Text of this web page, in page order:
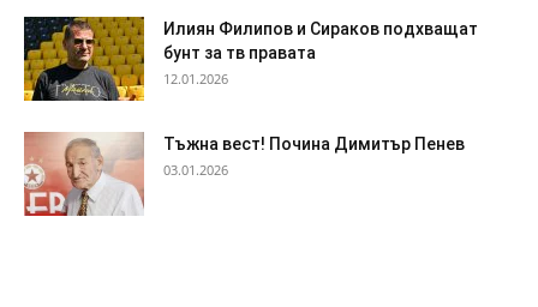
Илиян Филипов и Сираков подхващат
бунт за тв правата
12.01.2026
Тъжна вест! Почина Димитър Пенев
03.01.2026